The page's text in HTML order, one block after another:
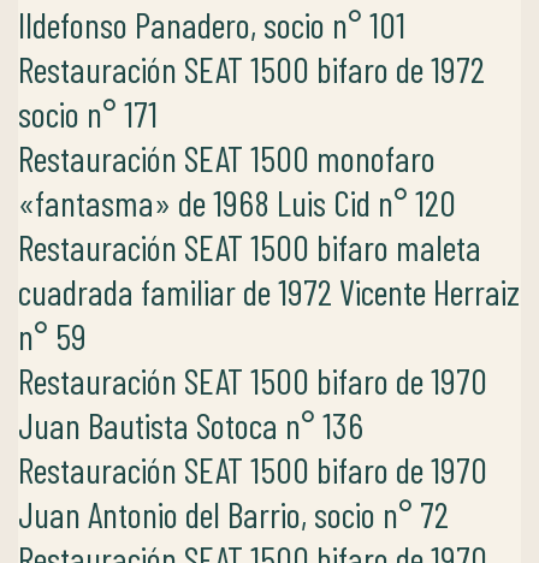
Ildefonso Panadero, socio n° 101
Restauración SEAT 1500 bifaro de 1972
socio n° 171
Restauración SEAT 1500 monofaro
«fantasma» de 1968 Luis Cid n° 120
Restauración SEAT 1500 bifaro maleta
cuadrada familiar de 1972 Vicente Herraiz
n° 59
Restauración SEAT 1500 bifaro de 1970
Juan Bautista Sotoca n° 136
Restauración SEAT 1500 bifaro de 1970
Juan Antonio del Barrio, socio n° 72